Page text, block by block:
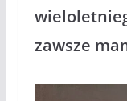
zawsze